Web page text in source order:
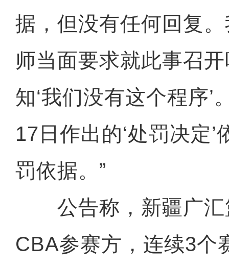
据，但没有任何回复
师当面要求就此事召
知‘我们没有这个程序’
17日作出的‘处罚决定
罚依据。”
公告称，新疆广汇
CBA参赛方，连续3个